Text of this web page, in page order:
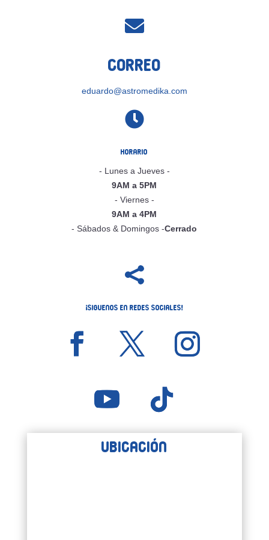

Correo
eduardo@astromedika.com

Horario
- Lunes a Jueves -
9AM a 5PM
- Viernes -
9AM a 4PM
- Sábados & Domingos -Cerrado

¡Siguenos en Redes Sociales!
Ubicación